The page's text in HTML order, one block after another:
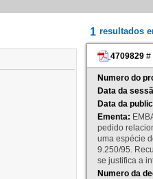
1 resultados
4709829 #
Numero do
Data da
Data da
Ementa:
pedido
uma espécie
9.250/95.
se justifica a
Numero da